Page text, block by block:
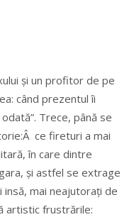
și un profitor de pe
când prezentul îi
Trece, până se
ce fireturi a mai
în care dintre
și astfel se extrage
insă, mai neajutorați de
artistic frustrările: